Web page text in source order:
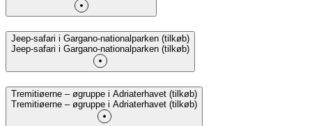
Jeep-safari i Gargano-nationalparken (tilkøb)
Jeep-safari i Gargano-nationalparken (tilkøb)
Tremitiøerne – øgruppe i Adriaterhavet (tilkøb)
Tremitiøerne – øgruppe i Adriaterhavet (tilkøb)